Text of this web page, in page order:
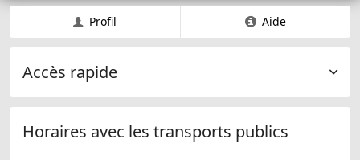
Profil Aide
Accès rapide
Horaires avec les transports publics